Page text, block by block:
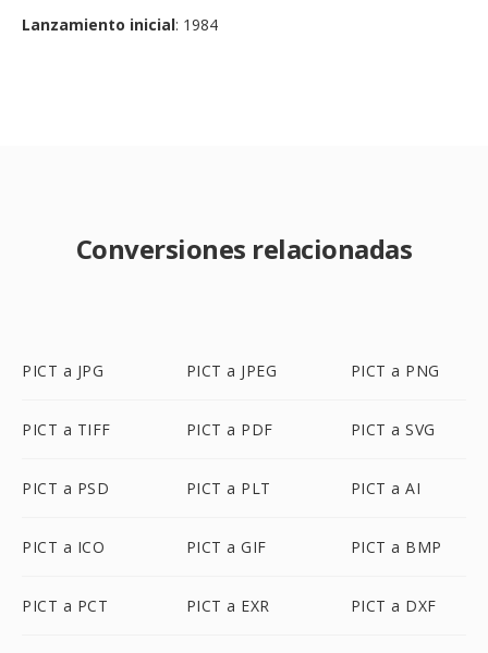
Lanzamiento inicial: 1984
Conversiones relacionadas
PICT a JPG PICT a JPEG PICT a PNG
PICT a TIFF PICT a PDF PICT a SVG
PICT a PSD PICT a PLT PICT a AI
PICT a ICO PICT a GIF PICT a BMP
PICT a PCT PICT a EXR PICT a DXF